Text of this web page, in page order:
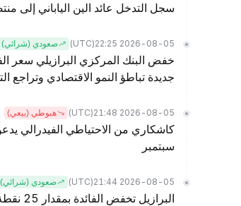
سجل التدخل عائد الين الياباني إلى
2026-08-05 22:25
(UTC) صعودي (شرائي)
خفض البنك المركزي البرازيلي سعر
جديدة تباطؤ النمو الاقتصادي وتراجع
2026-08-05 21:48
(UTC) هبوطي (بيعي)
كاشكاري من الاحتياطي الفيدرالي
سبتمبر
2026-08-05 21:44
(UTC) صعودي (شرائي)
البرازيل تخفض الفائدة بمقدار 25 نقطة أساس مرة أخرى، وخفض الفائدة في سبتمبر قيد التنفيذ